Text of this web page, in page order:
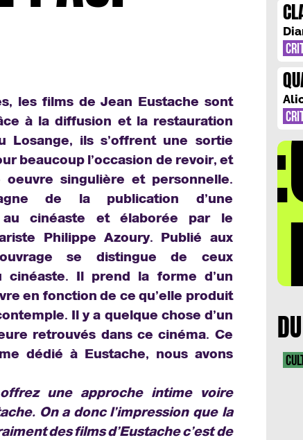
les films de Jean Eustache sont
à la diffusion et la restauration
Losange, ils s’offrent une sortie
beaucoup l’occasion de revoir, et
singulière et personnelle.
de la publication d’une
au cinéaste et élaborée par le
Philippe Azoury. Publié aux
se distingue de ceux
cinéaste. Il prend la forme d’un
en fonction de ce qu’elle produit
Il y a quelque chose d’un
retrouvés dans ce cinéma. Ce
dédié à Eustache, nous avons
une approche intime voire
On a donc l’impression que la
des films d’Eustache c’est de
LA